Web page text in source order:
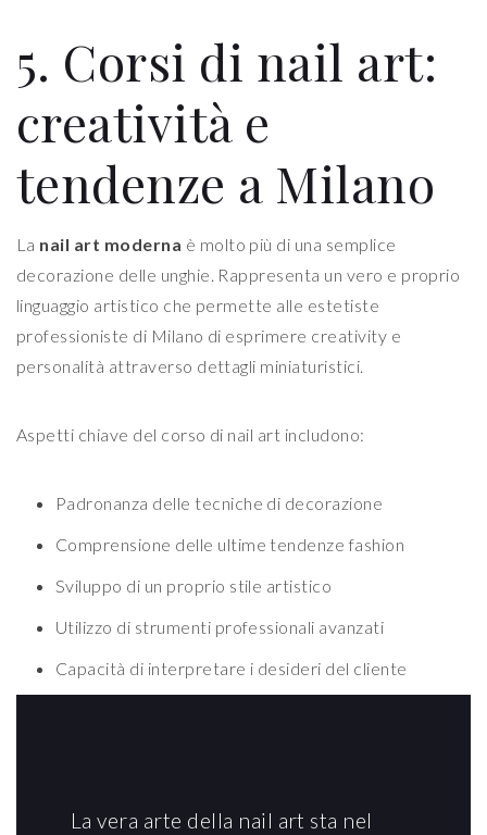
5. Corsi di nail art:
creatività e
tendenze a Milano
La nail art moderna è molto più di una semplice
decorazione delle unghie. Rappresenta un vero e proprio
linguaggio artistico che permette alle estetiste
professioniste di Milano di esprimere creativity e
personalità attraverso dettagli miniaturistici.
Aspetti chiave del corso di nail art includono:
Padronanza delle tecniche di decorazione
Comprensione delle ultime tendenze fashion
Sviluppo di un proprio stile artistico
Utilizzo di strumenti professionali avanzati
Capacità di interpretare i desideri del cliente
La vera arte della nail art sta nel